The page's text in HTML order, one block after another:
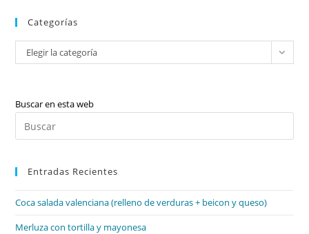
Categorías
Categorías
Elegir la categoría
Buscar en esta web
Entradas Recientes
Coca salada valenciana (relleno de verduras + beicon y queso)
Merluza con tortilla y mayonesa